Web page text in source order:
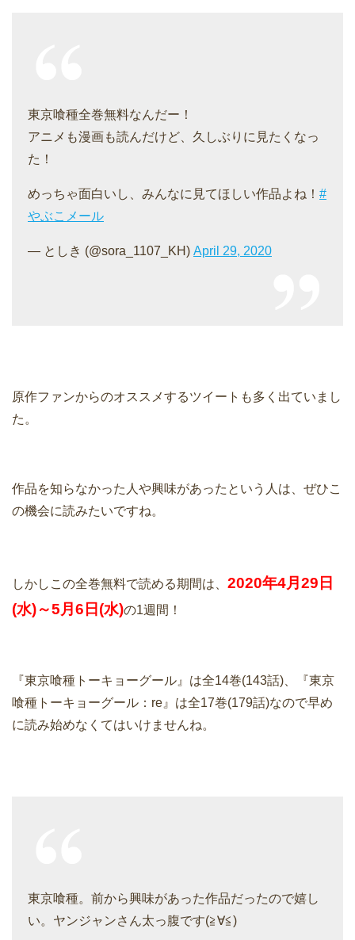
東京喰種全巻無料なんだー！
アニメも漫画も読んだけど、久しぶりに見たくなっ
た！
めっちゃ面白いし、みんなに見てほしい作品よね！ #
やぶこメール
— としき (@sora_1107_KH) April 29, 2020
原作ファンからのオススメするツイートも多く出ていまし
た。
作品を知らなかった人や興味があったという人は、ぜひこ
の機会に読みたいですね。
しかしこの全巻無料で読める期間は、 2020年4月29日
(水)～5月6日(水)の1週間！
『東京喰種トーキョーグール』は全14巻(143話)、『東京
喰種トーキョーグール：re』は全17巻(179話)なので早め
に読み始めなくてはいけませんね。
東京喰種。前から興味があった作品だったので嬉し
い。ヤンジャンさん太っ腹です(≧∀≦)